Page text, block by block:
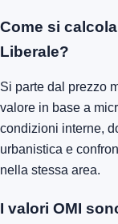
Come si
Liberale?
Si parte dal prezzo
valore in base a
condizioni interne,
urbanistica e
nella stessa area.
I valori OMI